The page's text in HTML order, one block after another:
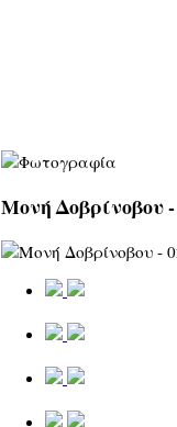
Μονή Δοβρίνοβου -